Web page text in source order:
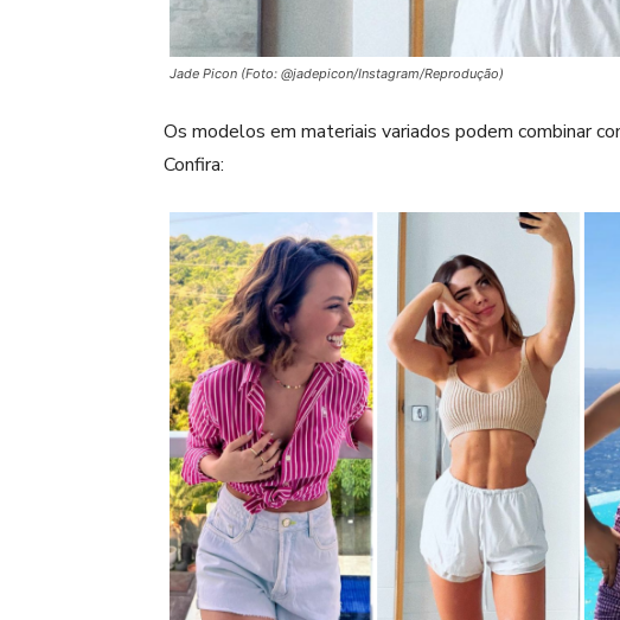
Jade Picon (Foto: @jadepicon/Instagram/Reprodução)
Os modelos em materiais variados podem combinar
Confira: